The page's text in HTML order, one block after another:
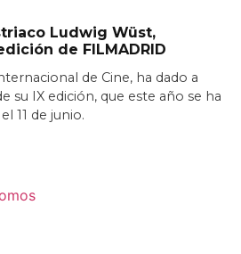
Ludwig Wüst,
de FILMADRID
de Cine, ha dado a
su IX edición, que este año se ha
11 de junio.